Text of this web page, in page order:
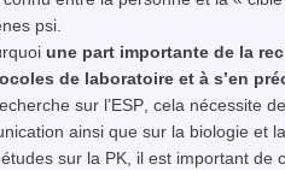
psi
une part importante de la
de laboratoire et à s’en
sur l’ESP , cela nécessite
ainsi que sur la biologie et
sur la PK, il est important